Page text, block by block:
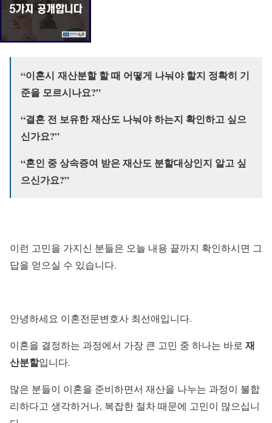
“이혼시 재산분할 할 때 어떻게 나눠야 할지 정확히 기
준을 모르시나요?”
“결혼 전 보유한 재산도 나눠야 하는지 확인하고 싶으
신가요?”
“혼인 중 상속증여 받은 재산도 분할대상인지 알고 싶
으신가요?”
이런 고민을 가지신 분들은 오늘 내용 끝까지 확인하시면 그
답을 얻으실 수 있습니다.
안녕하세요 이혼전문변호사 최선애입니다.
이혼을 결정하는 과정에서 가장 큰 고민 중 하나는 바로 재
산분할입니다.
많은 분들이 이혼을 준비하면서 재산을 나누는 과정이 불합
리하다고 생각하거나, 복잡한 절차 때문에 고민이 많으십니